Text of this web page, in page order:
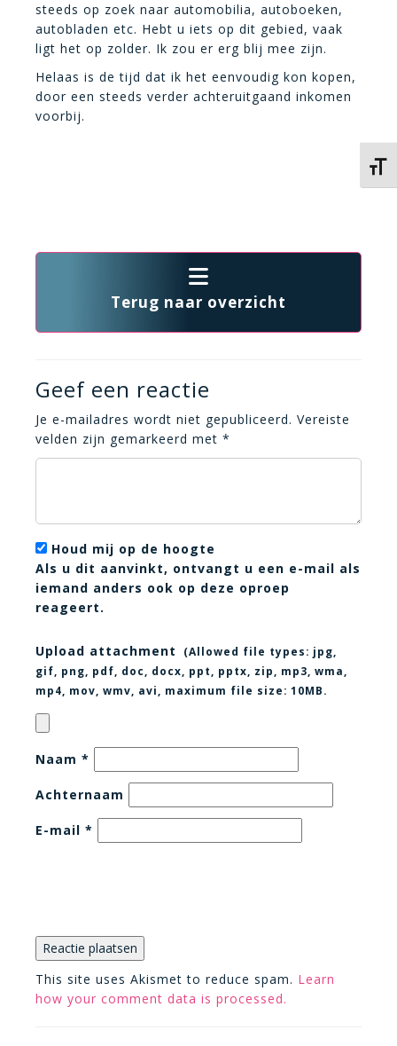
steeds op zoek naar automobilia, autoboeken,
autobladen etc. Hebt u iets op dit gebied, vaak
ligt het op zolder. Ik zou er erg blij mee zijn.
Helaas is de tijd dat ik het eenvoudig kon kopen,
door een steeds verder achteruitgaand inkomen
voorbij.
Terug naar overzicht
Geef een reactie
Je e-mailadres wordt niet gepubliceerd. Vereiste
velden zijn gemarkeerd met *
Houd mij op de hoogte
Als u dit aanvinkt, ontvangt u een e-mail als
iemand anders ook op deze oproep
reageert.
Upload attachment (Allowed file types: jpg,
gif, png, pdf, doc, docx, ppt, pptx, zip, mp3, wma,
mp4, mov, wmv, avi
, maximum file size: 10MB.
Naam *
Achternaam
E-mail *
This site uses Akismet to reduce spam. Learn
how your comment data is processed.